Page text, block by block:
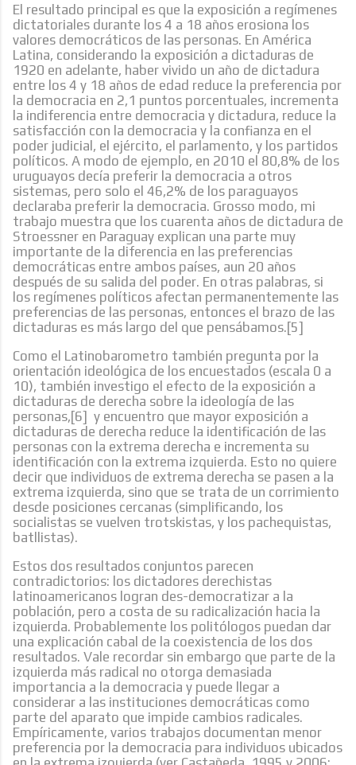
El resultado principal es que la exposición a regímenes
dictatoriales durante los 4 a 18 años erosiona los
valores democráticos de las personas. En América
Latina, considerando la exposición a dictaduras de
1920 en adelante, haber vivido un año de dictadura
entre los 4 y 18 años de edad reduce la preferencia por
la democracia en 2,1 puntos porcentuales, incrementa
la indiferencia entre democracia y dictadura, reduce la
satisfacción con la democracia y la confianza en el
poder judicial, el ejército, el parlamento, y los partidos
políticos. A modo de ejemplo, en 2010 el 80,8% de los
uruguayos decía preferir la democracia a otros
sistemas, pero solo el 46,2% de los paraguayos
declaraba preferir la democracia. Grosso modo, mi
trabajo muestra que los cuarenta años de dictadura de
Stroessner en Paraguay explican una parte muy
importante de la diferencia en las preferencias
democráticas entre ambos países, aun 20 años
después de su salida del poder. En otras palabras, si
los regímenes políticos afectan permanentemente las
preferencias de las personas, entonces el brazo de las
dictaduras es más largo del que pensábamos.[5]
Como el Latinobarometro también pregunta por la
orientación ideológica de los encuestados (escala 0 a
10), también investigo el efecto de la exposición a
dictaduras de derecha sobre la ideología de las
personas,[6] y encuentro que mayor exposición a
dictaduras de derecha reduce la identificación de las
personas con la extrema derecha e incrementa su
identificación con la extrema izquierda. Esto no quiere
decir que individuos de extrema derecha se pasen a la
extrema izquierda, sino que se trata de un corrimiento
desde posiciones cercanas (simplificando, los
socialistas se vuelven trotskistas, y los pachequistas,
batllistas).
Estos dos resultados conjuntos parecen
contradictorios: los dictadores derechistas
latinoamericanos logran des-democratizar a la
población, pero a costa de su radicalización hacia la
izquierda. Probablemente los politólogos puedan dar
una explicación cabal de la coexistencia de los dos
resultados. Vale recordar sin embargo que parte de la
izquierda más radical no otorga demasiada
importancia a la democracia y puede llegar a
considerar a las instituciones democráticas como
parte del aparato que impide cambios radicales.
Empíricamente, varios trabajos documentan menor
preferencia por la democracia para individuos ubicados